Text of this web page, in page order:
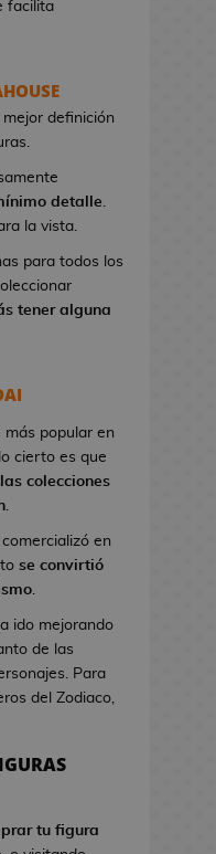
facilita
mejor definición
detalle.
la vista.
para todos los
tener alguna
más popular en
cierto es que
colecciones
.
en
se convirtió
.
ido mejorando
de las
Para
del Zodiaco,
tu figura